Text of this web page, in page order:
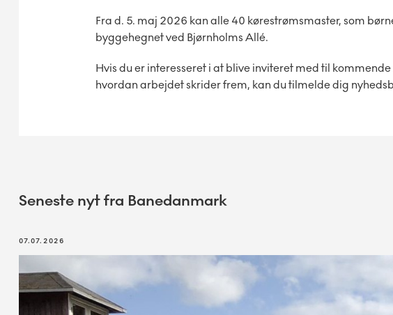
Fra d. 5. maj 2026 kan alle 40 kørestrømsmaster, som
byggehegnet ved Bjørnholms Allé.
Hvis du er interesseret i at blive inviteret med til
hvordan arbejdet skrider frem, kan du tilmelde dig
Seneste nyt fra Banedanmark
07.07.2026